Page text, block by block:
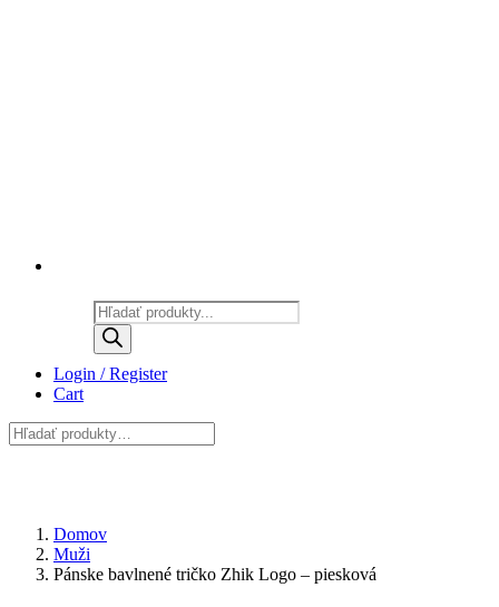
Products
search
Login / Register
Cart
Domov
Muži
Pánske bavlnené tričko Zhik Logo – piesková